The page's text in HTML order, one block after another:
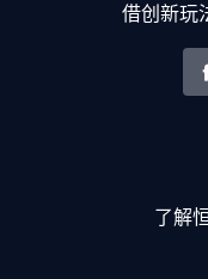
借创新玩
了解